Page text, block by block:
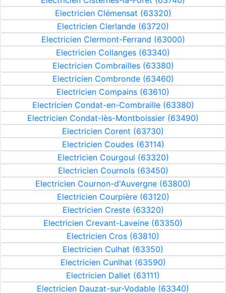
Electricien Clémensat (63320)
Electricien Clerlande (63720)
Electricien Clermont-Ferrand (63000)
Electricien Collanges (63340)
Electricien Combrailles (63380)
Electricien Combronde (63460)
Electricien Compains (63610)
Electricien Condat-en-Combraille (63380)
Electricien Condat-lès-Montboissier (63490)
Electricien Corent (63730)
Electricien Coudes (63114)
Electricien Courgoul (63320)
Electricien Cournols (63450)
Electricien Cournon-d'Auvergne (63800)
Electricien Courpière (63120)
Electricien Creste (63320)
Electricien Crevant-Laveine (63350)
Electricien Cros (63810)
Electricien Culhat (63350)
Electricien Cunlhat (63590)
Electricien Dallet (63111)
Electricien Dauzat-sur-Vodable (63340)